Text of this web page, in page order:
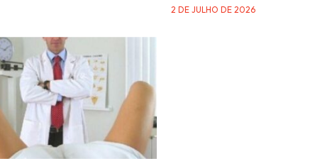
2 DE JULHO DE 2026